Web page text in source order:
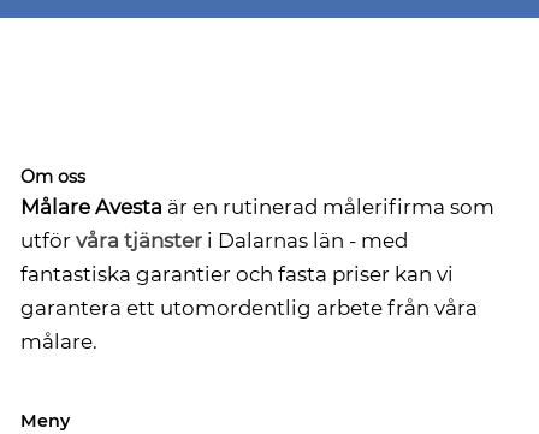
Om oss
Målare Avesta är en rutinerad målerifirma som
utförvåra tjänsteri Dalarnas län - med
fantastiska garantier och fasta priser kan vi
garantera ett utomordentlig arbete från våra
målare.
Meny